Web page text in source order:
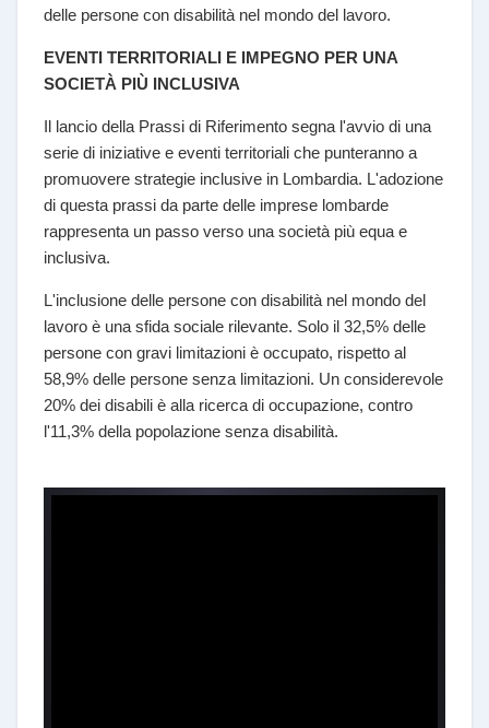
delle persone con disabilità nel mondo del lavoro.
EVENTI TERRITORIALI E IMPEGNO PER UNA
SOCIETÀ PIÙ INCLUSIVA
Il lancio della Prassi di Riferimento segna l'avvio di una
serie di iniziative e eventi territoriali che punteranno a
promuovere strategie inclusive in Lombardia. L'adozione
di questa prassi da parte delle imprese lombarde
rappresenta un passo verso una società più equa e
inclusiva.
L'inclusione delle persone con disabilità nel mondo del
lavoro è una sfida sociale rilevante. Solo il 32,5% delle
persone con gravi limitazioni è occupato, rispetto al
58,9% delle persone senza limitazioni. Un considerevole
20% dei disabili è alla ricerca di occupazione, contro
l'11,3% della popolazione senza disabilità.